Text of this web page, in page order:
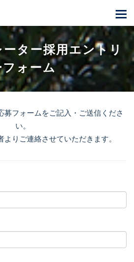
T
o
n
n
ター採用エントリ
フォーム
募フォームをご記⼊・ご送信くださ
い。
りご連絡させていただきます。